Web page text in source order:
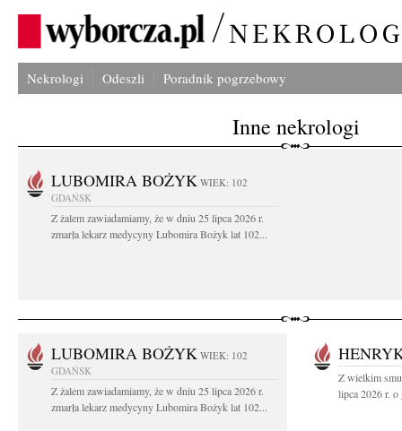
Nekrologi Odeszli Poradnik pogrzebowy
Inne nekrologi
LUBOMIRA BOŻYK WIEK: 102
GDAŃSK
Z żalem zawiadamiamy, że w dniu 25 lipca 2026 r.
zmarła lekarz medycyny Lubomira Bożyk lat 102...
LUBOMIRA BOŻYK WIEK: 102
GDAŃSK
Z żalem zawiadamiamy, że w dniu 25 lipca 2026 r.
zmarła lekarz medycyny Lubomira Bożyk lat 102...
Z wielkim
lipca 2026 r. o